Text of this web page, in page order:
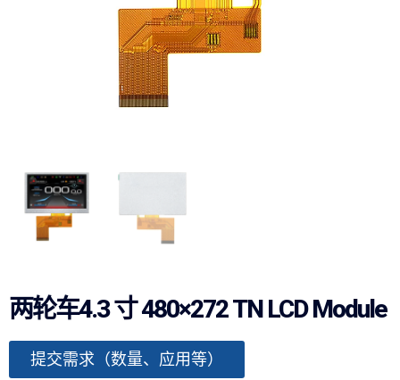
两轮车4.3 寸 480×272 TN LCD Module
提交需求（数量、应用等）